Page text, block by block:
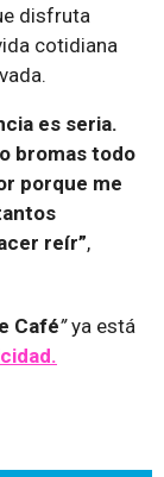
disfruta
cotidiana
es seria.
bromas todo
porque me
reír”,
Café”ya está